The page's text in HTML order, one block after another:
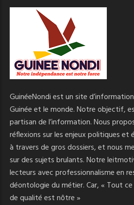
GuinéeNondi est un site
Guinée et le monde. Notre objectif,
partisan de l’information. Nous
réflexions sur les enjeux politiques et
à travers de gros dossiers, et nous
sur des sujets brulants. Notre
lecteurs avec professionnalisme en
déontologie du métier. Car, « Tout
de qualité est nôtre »